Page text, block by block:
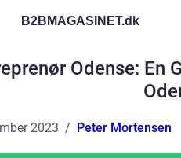
B2BMAGASINET.dk
Odense: En
2023 Peter Mortensen